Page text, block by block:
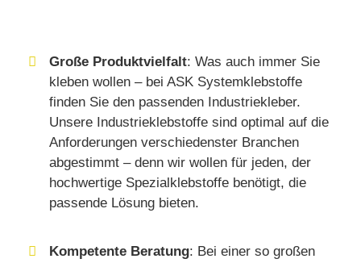
Große Produktvielfalt: Was auch immer Sie
kleben wollen – bei ASK Systemklebstoffe
finden Sie den passenden Industriekleber.
Unsere Industrieklebstoffe sind optimal auf die
Anforderungen verschiedenster Branchen
abgestimmt – denn wir wollen für jeden, der
hochwertige Spezialklebstoffe benötigt, die
passende Lösung bieten.
Kompetente Beratung: Bei einer so großen